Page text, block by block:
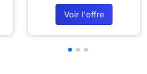
Voir l'offre